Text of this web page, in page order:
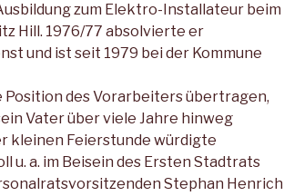
zum Elektro-Installateur beim
Hill. 1976/77 absolvierte er
und ist seit 1979 bei der Kommune
Position des Vorarbeiters übertragen,
Vater über viele Jahre hinweg
kleinen Feierstunde würdigte
u. a. im Beisein des Ersten Stadtrats
Stephan Henrich